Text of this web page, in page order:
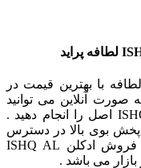
لطافه پراید
با بهترین قیمت در
آنلاین می توانید
اصل را انجام دهید .
پخش بوی بالا در دسترس
ادکلن ISHQ AL
بازار می باشد .